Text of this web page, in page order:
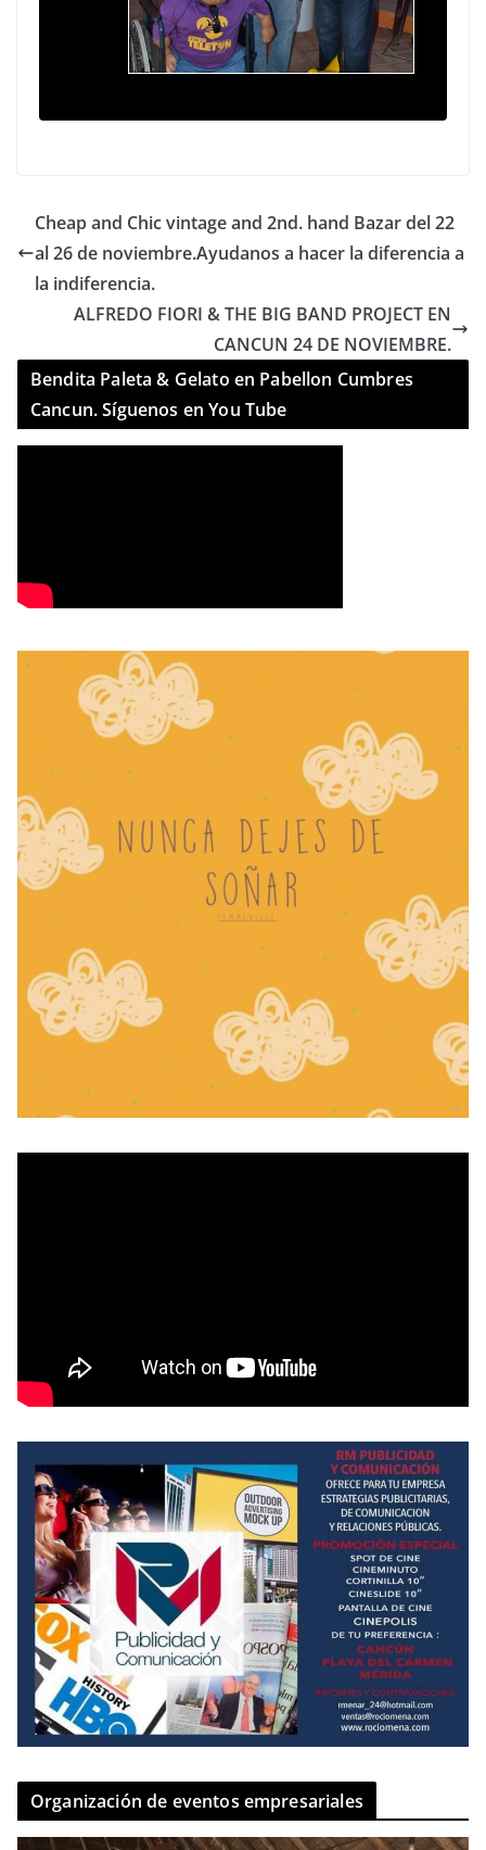
Cheap and Chic vintage and 2nd. hand Bazar del 22
al 26 de noviembre.Ayudanos a hacer la diferencia a
la indiferencia.
ALFREDO FIORI & THE BIG BAND PROJECT EN
CANCUN 24 DE NOVIEMBRE.
Bendita Paleta & Gelato en Pabellon Cumbres
Cancun. Síguenos en You Tube
Organización de eventos empresariales